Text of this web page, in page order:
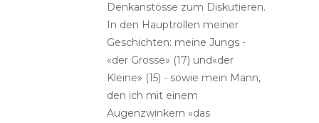
Denkanstösse zum Diskutieren.
In den Hauptrollen meiner
Geschichten: meine Jungs -
«der Grosse» (17) und«der
Kleine» (15) - sowie mein Mann,
den ich mit einem
Augenzwinkern «das